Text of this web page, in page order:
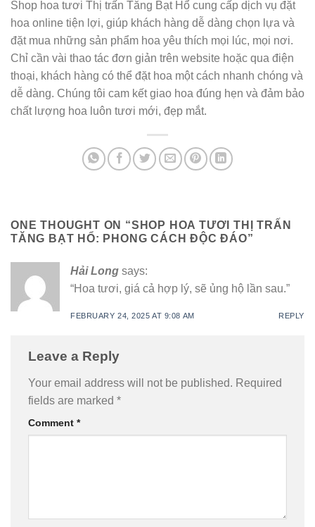
Shop hoa tươi Thị trấn Tăng Bạt Hổ cung cấp dịch vụ đặt
hoa online tiện lợi, giúp khách hàng dễ dàng chọn lựa và
đặt mua những sản phẩm hoa yêu thích mọi lúc, mọi nơi.
Chỉ cần vài thao tác đơn giản trên website hoặc qua điện
thoại, khách hàng có thể đặt hoa một cách nhanh chóng và
dễ dàng. Chúng tôi cam kết giao hoa đúng hẹn và đảm bảo
chất lượng hoa luôn tươi mới, đẹp mắt.
ONE THOUGHT ON “SHOP HOA TƯƠI THỊ TRẤN
TĂNG BẠT HỔ: PHONG CÁCH ĐỘC ĐÁO”
Hải Long says:
“Hoa tươi, giá cả hợp lý, sẽ ủng hộ lần sau.”
FEBRUARY 24, 2025 AT 9:08 AM REPLY
Leave a Reply
Your email address will not be published. Required
fields are marked *
Comment *